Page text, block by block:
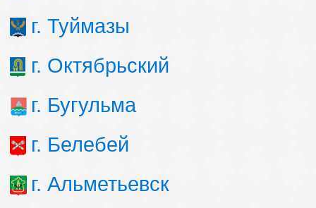
г. Туймазы
г. Октябрьский
г. Бугульма
г. Белебей
г. Альметьевск